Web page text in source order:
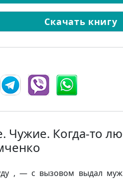
Скачать книгу
Чужие. Когда-то
, — с вызовом выдал